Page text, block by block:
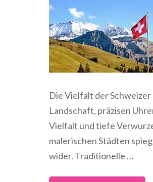
Die Vielfalt der
Landschaft, präzisen
Vielfalt und tiefe
malerischen Städten
wider. Traditionelle …